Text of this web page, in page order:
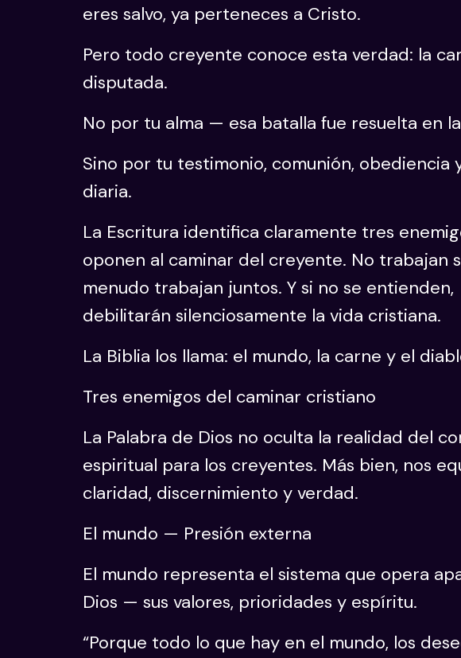
eres salvo, ya perteneces a Cristo.
Pero todo creyente conoce esta verdad: la
disputada.
No por tu alma — esa batalla fue resuelta en
Sino por tu testimonio, comunión, obediencia
diaria.
La Escritura identifica claramente tres
oponen al caminar del creyente. No trabajan
menudo trabajan juntos. Y si no se entienden,
debilitarán silenciosamente la vida cristiana.
La Biblia los llama: el mundo, la carne y el
Tres enemigos del caminar cristiano
La Palabra de Dios no oculta la realidad del
espiritual para los creyentes. Más bien, nos
claridad, discernimiento y verdad.
El mundo — Presión externa
El mundo representa el sistema que opera
Dios — sus valores, prioridades y espíritu.
“Porque todo lo que hay en el mundo, los